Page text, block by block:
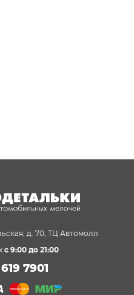
д. 70, ТЦ Автомолл
с 9:00 до 21:00
7901